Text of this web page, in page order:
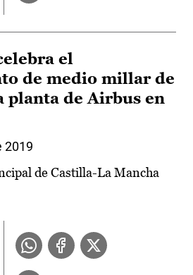
el
de medio millar de
planta de Airbus en
2019
de Castilla-La Mancha